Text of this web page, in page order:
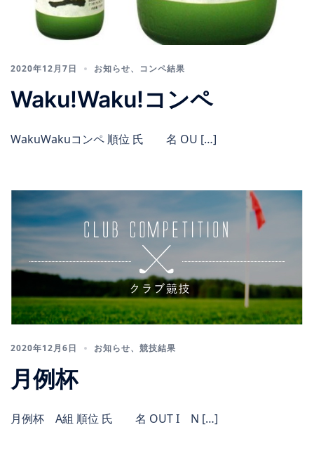
2020年12月7日 お知らせ、 コンペ結果
Waku!Waku!コンペ
WakuWakuコンペ 順位 氏 名 OU […]
2020年12月6日 お知らせ、 競技結果
月例杯
月例杯 A組 順位 氏 名 OUT I N […]